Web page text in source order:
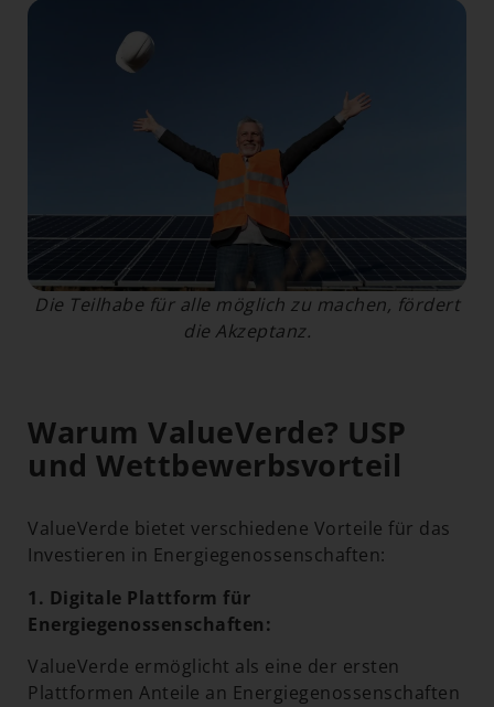
Die Teilhabe für alle möglich zu machen, fördert
die Akzeptanz.
Warum ValueVerde? USP
und Wettbewerbsvorteil
ValueVerde bietet verschiedene Vorteile für das
Investieren in Energiegenossenschaften:
1. Digitale Plattform für
Energiegenossenschaften:
ValueVerde ermöglicht als eine der ersten
Plattformen Anteile an Energiegenossenschaften